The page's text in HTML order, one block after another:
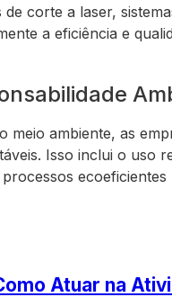
corte a laser,
a eficiência e
ambiente, as
Isso inclui o uso
Atuar na